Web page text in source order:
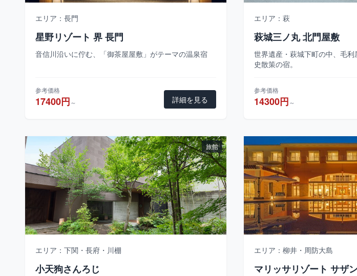
エリア：長門
星野リゾート 界 長門
音信川沿いに佇む、「御茶屋屋敷」がテーマの温泉宿
参考価格
17400円～ 詳細を見る
エリア：萩
萩城三ノ丸 北門屋敷
世界遺産・萩城下町の中、毛
史散策の宿。
参考価格
14300円～
旅館
エリア：下関・長府・川棚
小天狗さんろじ
エリア：柳井・周防大島
マリッサリゾート サザ